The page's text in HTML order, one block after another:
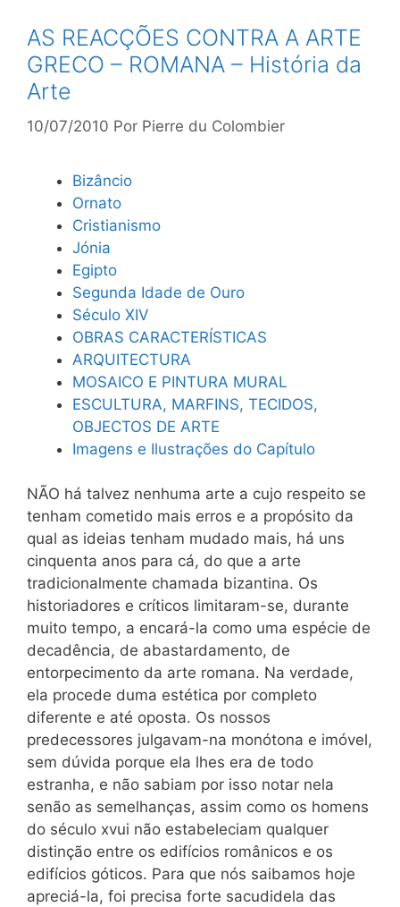
AS REACÇÕES CONTRA A ARTE
GRECO – ROMANA – História da
Arte
10/07/2010 Por Pierre du Colombier
Bizâncio
Ornato
Cristianismo
Jónia
Egipto
Segunda Idade de Ouro
Século XIV
OBRAS CARACTERÍSTICAS
ARQUITECTURA
MOSAICO E PINTURA MURAL
ESCULTURA, MARFINS, TECIDOS,
OBJECTOS DE ARTE
Imagens e Ilustrações do Capítulo
NÃO há talvez nenhuma arte a cujo respeito se
tenham cometido mais erros e a propósito da
qual as ideias tenham mudado mais, há uns
cinquenta anos para cá, do que a arte
tradicionalmente chamada bizantina. Os
historiadores e críticos limitaram-se, durante
muito tempo, a encará-la como uma espécie de
decadência, de abastardamento, de
entorpecimento da arte romana. Na verdade,
ela procede duma estética por completo
diferente e até oposta. Os nossos
predecessores julgavam-na monótona e imóvel,
sem dúvida porque ela lhes era de todo
estranha, e não sabiam por isso notar nela
senão as semelhanças, assim como os homens
do século xvui não estabeleciam qualquer
distinção entre os edifícios românicos e os
edifícios góticos. Para que nós saibamos hoje
apreciá-la, foi precisa forte sacudidela das